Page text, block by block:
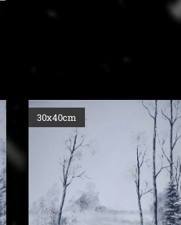
30x40cm